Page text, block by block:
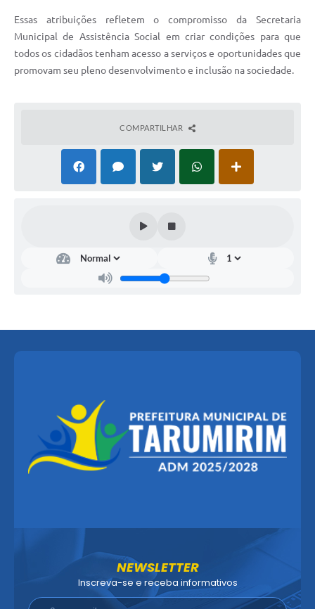
Essas atribuições refletem o compromisso da Secretaria
Municipal de Assistência Social em criar condições para que
todos os cidadãos tenham acesso a serviços e oportunidades que
promovam seu pleno desenvolvimento e inclusão na sociedade.
COMPARTILHAR
NEWSLETTER
Inscreva-se e receba informativos